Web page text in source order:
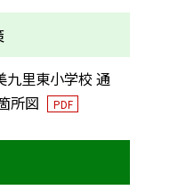
里東小学校 通
所図
PDF